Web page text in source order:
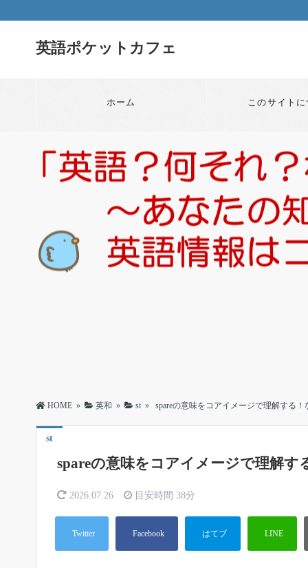
英語ポケットカフェ
ホーム このサイト
HOME » 英和 » st » spareの意味をコアイメージで理解する
st
spareの意味をコアイメージで理解
2026.07.26 目安時間 38分